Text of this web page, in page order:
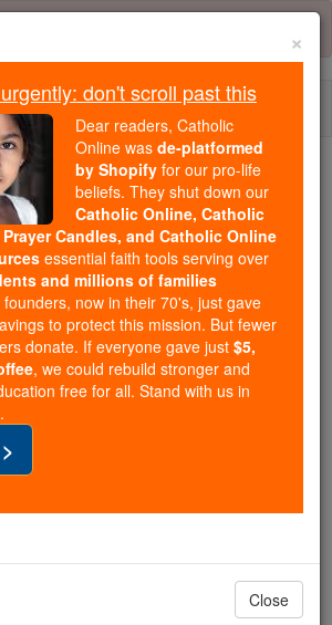
You, 2.2 Million
Being Formed in the
supporters like you,
School has already delivered
education to over 2.2
across 193 countries. In an age
you are helping form
prayer, Scripture, and Christ.
reads this gave just $5 — the
Be Catholic. Stand
×
don't scroll past this
Dear readers, Catholic
Online was de-platformed
by Shopify for our pro-life
beliefs. They shut down our
Catholic Online, Catholic
Candles, and Catholic Online
essential faith tools serving over
and millions of families
founders, now in their 70's, just gave
to protect this mission. But fewer
donate. If everyone gave just $5,
, we could rebuild stronger and
free for all. Stand with us in
Close